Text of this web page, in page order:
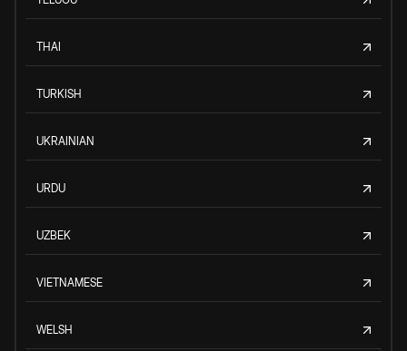
THAI
TURKISH
UKRAINIAN
URDU
UZBEK
VIETNAMESE
WELSH